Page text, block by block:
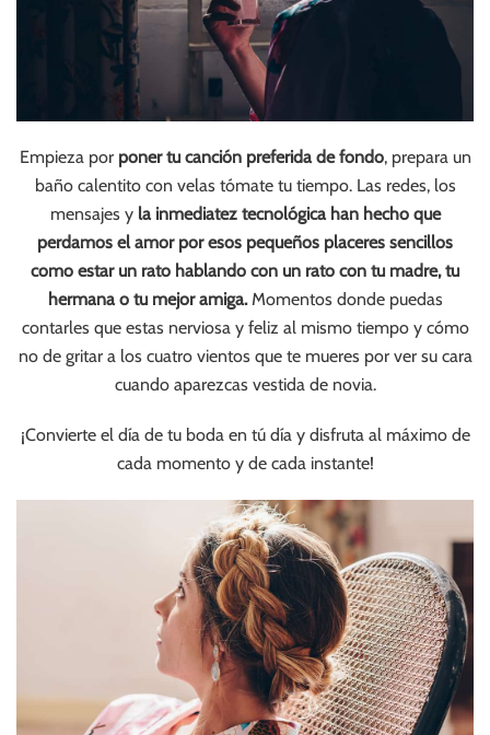
Empieza porponer tu canción preferida de fondo, prepara un
baño calentito con velas tómate tu tiempo. Las redes, los
mensajes y la inmediatez tecnológica han hecho que
perdamos el amor por esos pequeños placeres sencillos
como estar un rato hablando con un rato con tu madre, tu
hermana o tu mejor amiga.Momentos donde puedas
contarles que estas nerviosa y feliz al mismo tiempo y cómo
no de gritar a los cuatro vientos que te mueres por ver su cara
cuando aparezcas vestida de novia.
¡Convierte el día de tu boda en tú día y disfruta al máximo de
cada momento y de cada instante!